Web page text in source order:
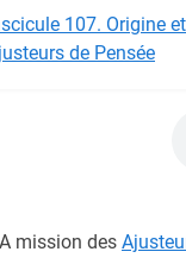
107. Origine
de Pensée
mission des